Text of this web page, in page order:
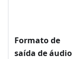
Formato de
saída de áudio